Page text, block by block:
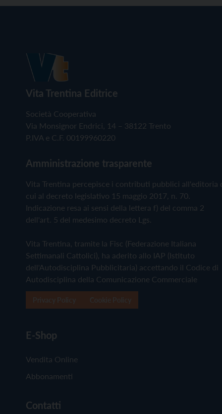
Vita Trentina Editrice
Società Cooperativa
Via Monsignor Endrici, 14 – 38122 Trento
P.IVA e C.F. 00199960220
Amministrazione trasparente
Vita Trentina percepisce i contributi pubblici all'editoria
cui al decreto legislativo 15 maggio 2017, n. 70.
Indicazione resa ai sensi della lettera f) del comma 2
dell'art. 5 del medesimo decreto Lgs.
Vita Trentina, tramite la Fisc (Federazione Italiana
Settimanali Cattolici), ha aderito allo IAP (Istituto
dell'Autodisciplina Pubblicitaria) accettando il Codice di
Autodisciplina della Comunicazione Commerciale
E-Shop
Vendita Online
Abbonamenti
Contatti